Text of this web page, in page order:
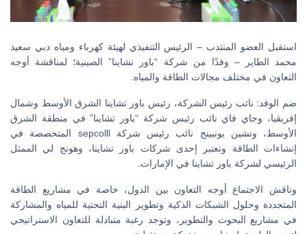
استقبل العضو المنتدب – الرئيس التنفيذي لهيئة كهرباء ومياه دبي سعيد
محمد الطاير – وفدًا من شركة “باور تشاينا” الصينية؛ لمناقشة أوجه
التعاون في مختلف مجالات الطاقة والمياه.
ضم الوفد: نائب رئيس الشركة، رئيس باور تشاينا الشرق الأوسط وشمال
إفريقيا، وجاي فاي نائب رئيس شركة “باور تشاينا” في منطقة الشرق
الأوسط، وتشين يونبينج نائب رئيس شركة sepcolll المتخصصة في
إنشاءات الطاقة وتعتبر إحدى شركات باور تشاينا، وهونج لي الممثل
الرئيسي لشركة باور تشاينا في الإمارات.
وناقش الاجتماع أوجه التعاون بين الدول، خاصة في مشاريع الطاقة
المتجددة وحلول الشبكات الذكية وتطوير البنية التحتية للمياه والمشاركة
في مشاريع البحوث والتطوير، وتوجد رغبة متبادلة للتعاون الاستراتيجي